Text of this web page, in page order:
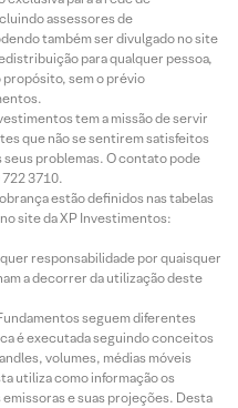
assessores de
também ser divulgado no site
para qualquer pessoa,
propósito, sem o prévio
tem a missão de servir
que não se sentirem satisfeitos
seus problemas. O contato pode
3710.
estão definidos nas tabelas
site da XP Investimentos:
responsabilidade por quaisquer
a decorrer da utilização deste
seguem diferentes
é executada seguindo conceitos
volumes, médias móveis
utiliza como informação os
e suas projeções. Desta